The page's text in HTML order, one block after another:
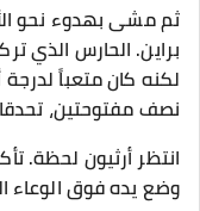
ثم مشى بهدوء نحو
براين. الحارس الذي
لكنه كان متعباً لدرجة
نصف مفتوحتين،
انتظر أرثيون لحظة.
وضع يده فوق الوعاء